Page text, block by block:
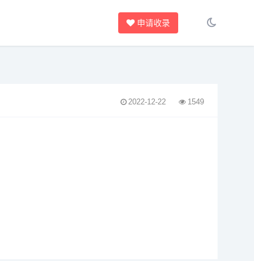
申请收录
2022-12-22 1549